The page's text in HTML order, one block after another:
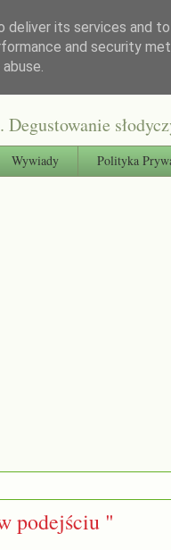
Wywiady Polityka
podejściu "
its services and
and security